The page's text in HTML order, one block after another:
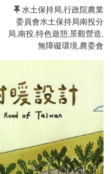
水土保持局,行政院農業
委員會水土保持局南投分
局,南投,特色遊憩,景觀營造,
無障礙環境,農委會